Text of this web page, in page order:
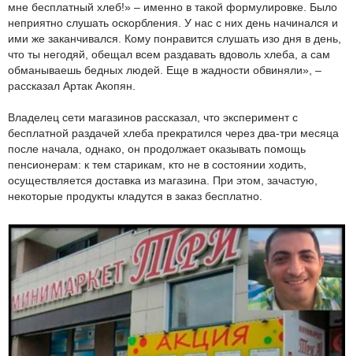
мне бесплатный хлеб!» – именно в такой формулировке. Было
неприятно слушать оскорбления. У нас с них день начинался и
ими же заканчивался. Кому понравится слушать изо дня в день,
что ты негодяй, обещал всем раздавать вдоволь хлеба, а сам
обманываешь бедных людей. Еще в жадности обвиняли», –
рассказал Артак Акопян.
Владелец сети магазинов рассказал, что эксперимент с
бесплатной раздачей хлеба прекратился через два-три месяца
после начала, однако, он продолжает оказывать помощь
пенсионерам: к тем старикам, кто не в состоянии ходить,
осуществляется доставка из магазина. При этом, зачастую,
некоторые продукты кладутся в заказ бесплатно.